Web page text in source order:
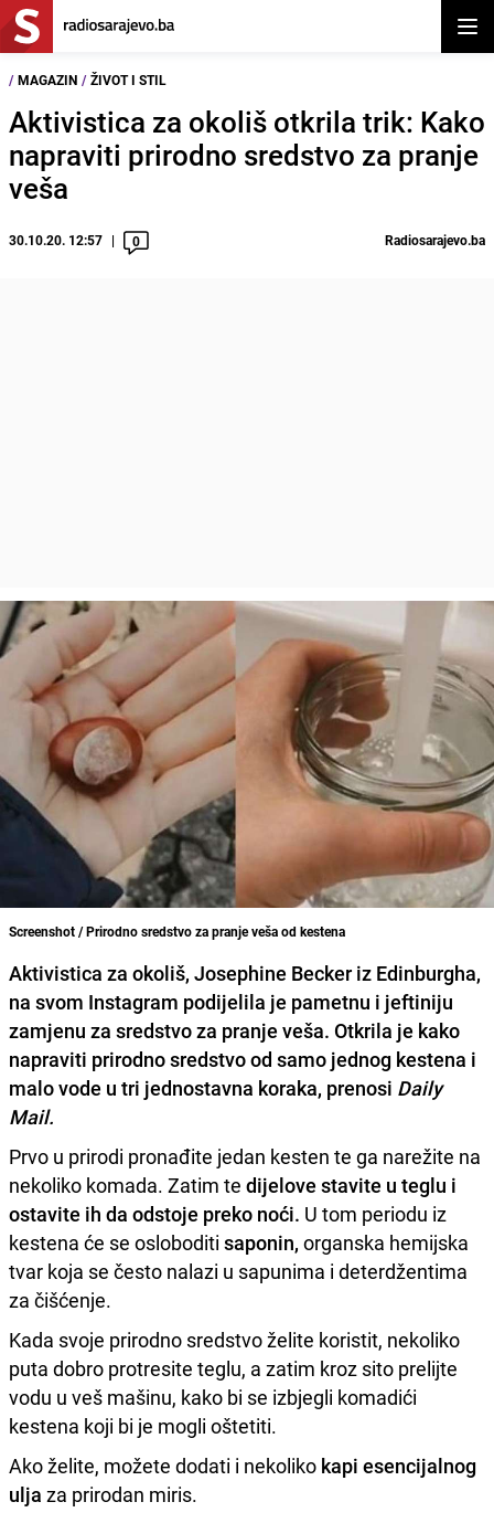
/ MAGAZIN / ŽIVOT I STIL
Aktivistica za okoliš otkrila trik: Kako
napraviti prirodno sredstvo za pranje
veša
30.10.20. 12:57 0 Radiosarajevo.ba
Screenshot / Prirodno sredstvo za pranje veša od kestena
Aktivistica za okoliš, Josephine Becker iz Edinburgha,
na svom Instagram podijelila je pametnu i jeftiniju
zamjenu za sredstvo za pranje veša. Otkrila je kako
napraviti prirodno sredstvo od samo jednog kestena i
malo vode u tri jednostavna koraka, prenosi Daily
Mail.
Prvo u prirodi pronađite jedan kesten te ga narežite na
nekoliko komada. Zatim te dijelove stavite u teglu i
ostavite ih da odstoje preko noći. U tom periodu iz
kestena će se osloboditi saponin, organska hemijska
tvar koja se često nalazi u sapunima i deterdžentima
za čišćenje.
Kada svoje prirodno sredstvo želite koristit, nekoliko
puta dobro protresite teglu, a zatim kroz sito prelijte
vodu u veš mašinu, kako bi se izbjegli komadići
kestena koji bi je mogli oštetiti.
Ako želite, možete dodati i nekoliko kapi esencijalnog
ulja za prirodan miris.